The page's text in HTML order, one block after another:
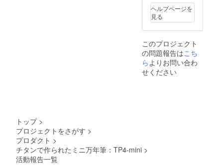
能性も
ござい
ます。
※このリ
は送
料・税
込で
す。
様から
ご支援
を頂
き、現
ている
環境か
ら量産
体制を
更に整
ヘルプページを
見る
このプロジェクト
の問題報告はこち
らよりお問い合わ
せください
トップ >
プロジェクトをさがす >
プロダクト >
チタンで作られたミニ万年筆：TP4-mini >
活動報告一覧